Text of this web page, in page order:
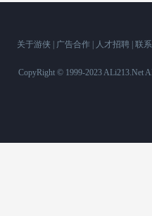
关于游侠 广告合作 人才招聘 联
CopyRight © 1999-2023 ALi213.Net